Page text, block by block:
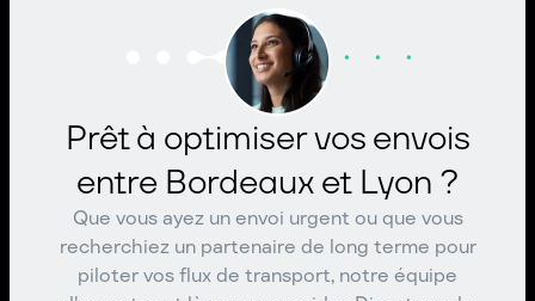
Prêt à optimiser vos envois
entre Bordeaux et Lyon ?
Que vous ayez un envoi urgent ou que vous
recherchiez un partenaire de long terme pour
piloter vos flux de transport, notre équipe